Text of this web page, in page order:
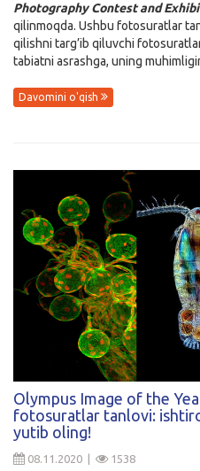
Photography Contest and
qilinmoqda. Ushbu fotosuratlar
qilishni targ’ib qiluvchi
tabiatni asrashga, uning
Davomini o'qish
Olympus Image of the
fotosuratlar tanlovi:
yutib oling!
08.11.2020 | 1538